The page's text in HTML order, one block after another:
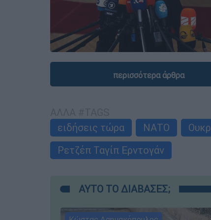
περισσότερα άρθρα
ειδήσεις τώρα
ΝΑΤΟ
Ρετζέπ Ταγίπ Ερντογάν
ΑΥΤΟ ΤΟ ΔΙΑΒΑΣΕΣ;